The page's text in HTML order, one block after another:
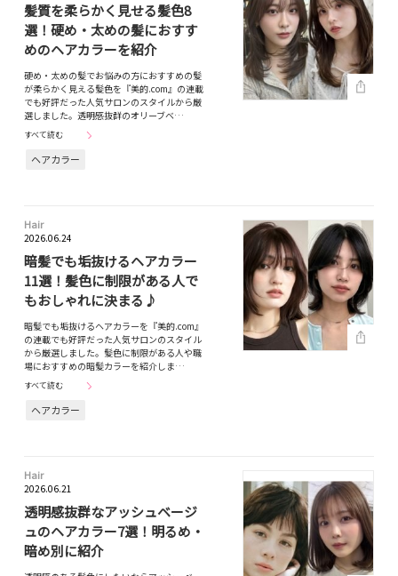
髪質を柔らかく見せる髪色8
選！硬め・太めの髪におすす
めのヘアカラーを紹介
硬め・太めの髪でお悩みの方におすすめの髪
が柔らかく見える髪色を『美的.com』の連載
でも好評だった人気サロンのスタイルから厳
選しました。透明感抜群のオリーブベ…
すべて読む
ヘアカラー
Hair
2026.06.24
暗髪でも垢抜けるヘアカラー
11選！髪色に制限がある人で
もおしゃれに決まる♪
暗髪でも垢抜けるヘアカラーを『美的.com』
の連載でも好評だった人気サロンのスタイル
から厳選しました。髪色に制限がある人や職
場におすすめの暗髪カラーを紹介しま…
すべて読む
ヘアカラー
Hair
2026.06.21
透明感抜群なアッシュベージ
ュのヘアカラー7選！明るめ・
暗め別に紹介